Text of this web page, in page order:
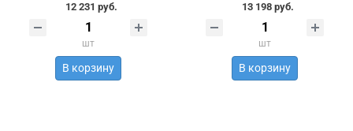
12 231 руб.
шт
В корзину
13 198 руб.
шт
В корзину